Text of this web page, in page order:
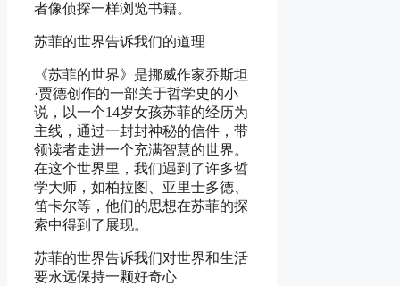
者像侦探一样浏览书籍。
苏菲的世界告诉我们的道理
《苏菲的世界》是挪威作家乔斯坦
·贾德创作的一部关于哲学史的小
说，以一个14岁女孩苏菲的经历为
主线，通过一封封神秘的信件，带
领读者走进一个充满智慧的世界。
在这个世界里，我们遇到了许多哲
学大师，如柏拉图、亚里士多德、
笛卡尔等，他们的思想在苏菲的探
索中得到了展现。
苏菲的世界告诉我们对世界和生活
要永远保持一颗好奇心